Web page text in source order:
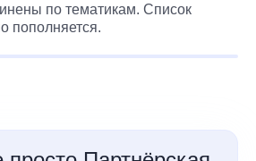
по тематикам. Список
пополняется.